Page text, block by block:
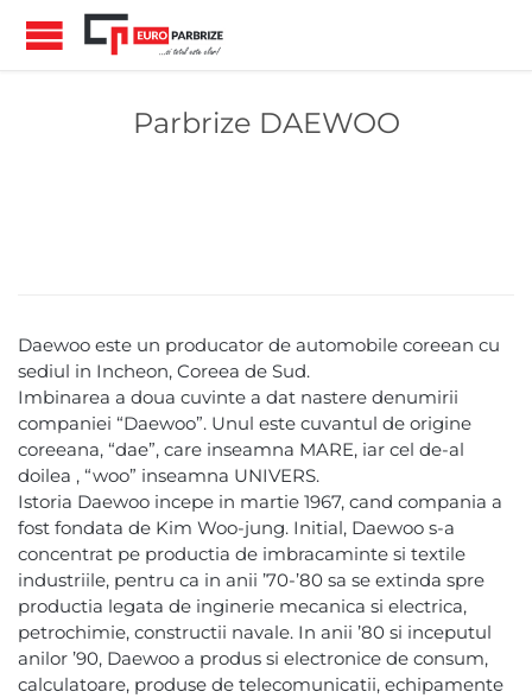
Parbrize DAEWOO
Daewoo este un producator de automobile coreean cu
sediul in Incheon, Coreea de Sud.
Imbinarea a doua cuvinte a dat nastere denumirii
companiei “Daewoo”. Unul este cuvantul de origine
coreeana, “dae”, care inseamna MARE, iar cel de-al
doilea , “woo” inseamna UNIVERS.
Istoria Daewoo incepe in martie 1967, cand compania a
fost fondata de Kim Woo-jung. Initial, Daewoo s-a
concentrat pe productia de imbracaminte si textile
industriile, pentru ca in anii ’70-’80 sa se extinda spre
productia legata de inginerie mecanica si electrica,
petrochimie, constructii navale. In anii ’80 si inceputul
anilor ’90, Daewoo a produs si electronice de consum,
calculatoare, produse de telecomunicatii, echipamente